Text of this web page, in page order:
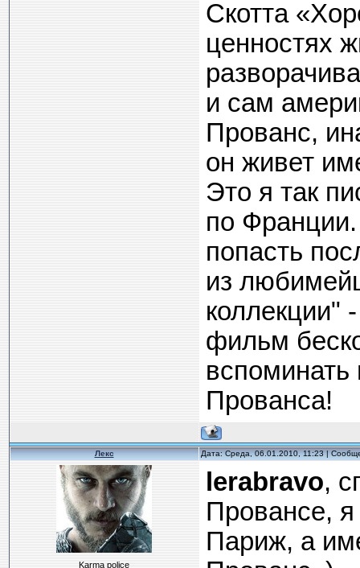
Скотта
ценностях
и сам
Прованс,
он живет
Это я так
по
попасть
из
коллекции"
фильм
Прованса!
Лекс Дата: Среда, 06.01.2010, 11:23 |
Karma police
lerabravo,
Провансе,
Париж, а